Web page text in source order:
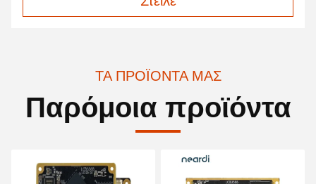
ΤΑ ΠΡΟΪΌΝΤΑ ΜΑΣ
Παρόμοια προϊόντα